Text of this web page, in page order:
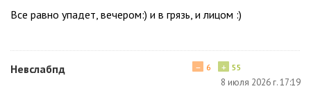
Все равно упадет, вечером:) и в грязь, и лицом :)
Невслабпд + 55
− 6
8 июля 2026 г. 17:19